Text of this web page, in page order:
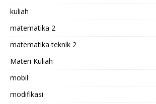
kuliah
matematika 2
matematika teknik 2
Materi Kuliah
mobil
modifikasi